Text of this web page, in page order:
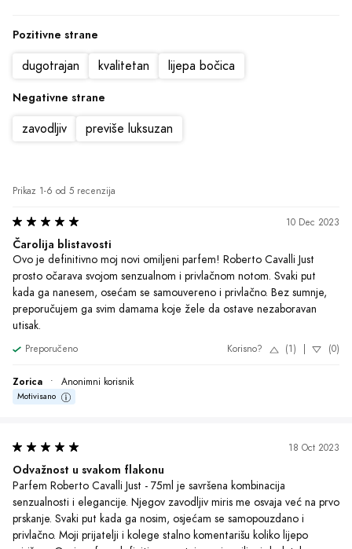
Pozitivne strane
dugotrajan kvalitetan lijepa bočica
Negativne strane
zavodljiv previše luksuzan
Prikaz 1-6 od 5 recenzija
10 Dec 2023
Čarolija blistavosti
Ovo je definitivno moj novi omiljeni parfem! Roberto Cavalli Just
prosto očarava svojom senzualnom i privlačnom notom. Svaki put
kada ga nanesem, osećam se samouvereno i privlačno. Bez sumnje,
preporučujem ga svim damama koje žele da ostave nezaboravan
utisak.
Preporučeno Korisno? (1) (0)
Zorica • Anonimni korisnik
Motivisano
18 Oct 2023
Odvažnost u svakom flakonu
Parfem Roberto Cavalli Just - 75ml je savršena kombinacija
senzualnosti i elegancije. Njegov zavodljiv miris me osvaja već na prvo
prskanje. Svaki put kada ga nosim, osjećam se samopouzdano i
privlačno. Moji prijatelji i kolege stalno komentarišu koliko lijepo